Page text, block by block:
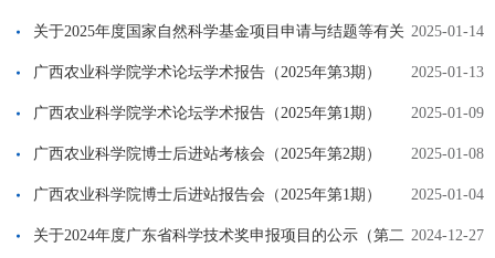
创新发展联合基金（广西）项目申报指南研究方向建议的通知
2025-01-14
关于2025年度国家自然科学基金项目申请与结题等有关
事项的通告 2025-01-13
广西农业科学院学术论坛学术报告（2025年第3期）
2025-01-09
广西农业科学院学术论坛学术报告（2025年第1期）
2025-01-08
广西农业科学院博士后进站考核会（2025年第2期）
2025-01-04
广西农业科学院博士后进站报告会（2025年第1期）
2024-12-27
关于2024年度广东省科学技术奖申报项目的公示（第二